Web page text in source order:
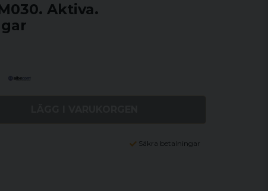
Aktiva.
Säkra betalningar